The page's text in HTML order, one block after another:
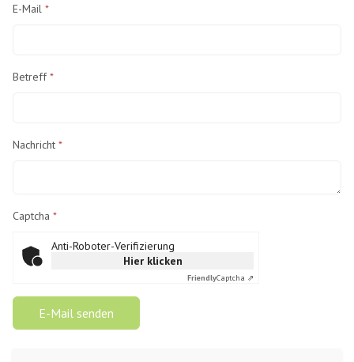
E-Mail *
Betreff*
Nachricht *
Captcha *
Anti-Roboter-Verifizierung
Hier klicken
FriendlyCaptcha ⇗
E-Mail senden